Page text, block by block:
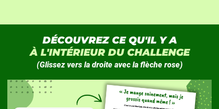
DÉCOUVREZ CE QU'IL Y A
À L'INTÉRIEUR DU CHALLENGE
(Glissez vers la droite avec la flèche rose)